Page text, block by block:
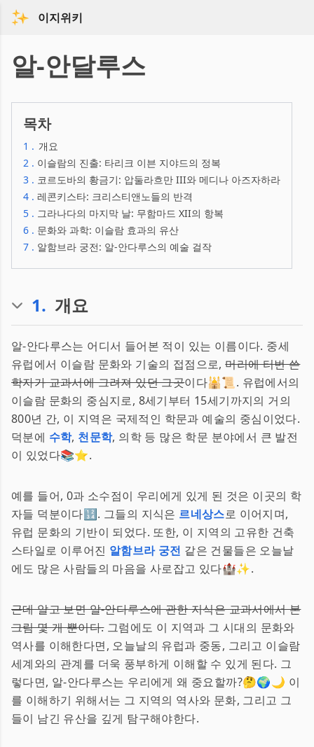
이지위키
알-안달루스
목차
1 . 개요
2 . 이슬람의 진출: 타리크 이븐 지야드의 정복
3 . 코르도바의 황금기: 압둘라흐만 III와 메디나 아즈자하라
4 . 레콘키스타: 크리스티앤노들의 반격
5 . 그라나다의 마지막 날: 무함마드 XII의 항복
6 . 문화와 과학: 이슬람 효과의 유산
7 . 알함브라 궁전: 알-안다루스의 예술 걸작
1. 개요
알-안다루스는 어디서 들어본 적이 있는 이름이다. 중세
유럽에서 이슬람 문화와 기술의 접점으로,머리에 터번 쓴
학자가 교과서에 그려져 있던 그곳이다🕌📜. 유럽에서의
이슬람 문화의 중심지로, 8세기부터 15세기까지의 거의
800년 간, 이 지역은 국제적인 학문과 예술의 중심이었다.
덕분에 수학, 천문학, 의학 등 많은 학문 분야에서 큰 발전
이 있었다📚⭐.
예를 들어, 0과 소수점이 우리에게 있게 된 것은 이곳의 학
자들 덕분이다🔢. 그들의 지식은 르네상스로 이어지며,
유럽 문화의 기반이 되었다. 또한, 이 지역의 고유한 건축
스타일로 이루어진 알함브라 궁전 같은 건물들은 오늘날
에도 많은 사람들의 마음을 사로잡고 있다🏰✨.
근데 알고 보면 알-안다루스에 관한 지식은 교과서에서 본
그림 몇 개 뿐이다.그럼에도 이 지역과 그 시대의 문화와
역사를 이해한다면, 오늘날의 유럽과 중동, 그리고 이슬람
세계와의 관계를 더욱 풍부하게 이해할 수 있게 된다. 그
렇다면, 알-안다루스는 우리에게 왜 중요할까?🤔🌍🌙 이
를 이해하기 위해서는 그 지역의 역사와 문화, 그리고 그
들이 남긴 유산을 깊게 탐구해야한다.